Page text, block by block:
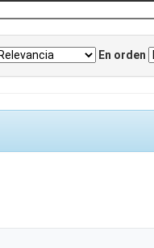
En orden